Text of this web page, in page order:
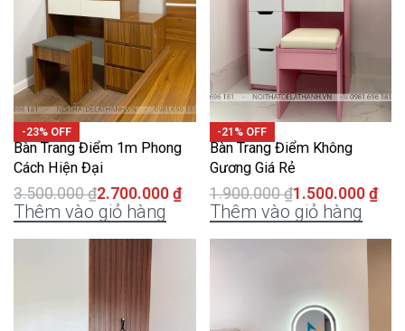
-23% OFF
Bàn Trang Điểm 1m Phong
Cách Hiện Đại
3.500.000₫2.700.000 ₫
Thêm vào giỏ hàng
-21% OFF
Bàn Trang Điểm Không
Gương Giá Rẻ
1.900.000₫1.500.000 ₫
Thêm vào giỏ hàng